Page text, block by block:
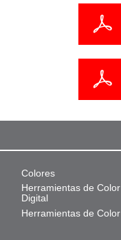
Colores
Herramientas de Color
Digital
Herramientas de Color